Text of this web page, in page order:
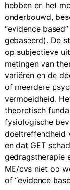
hebben en het
onderbouwd,
“evidence
gebaseerd). De
op subjectieve
metingen van
variëren en de
of meerdere
vermoeidheid.
theoretisch
fysiologische
doeltreffendheid
en dat GET
gedragstherapie
ME/cvs niet op
of “evidence